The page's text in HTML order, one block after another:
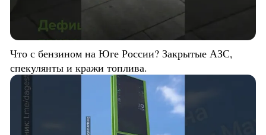
Что с бензином на Юге России? Закрытые АЗС,
спекулянты и кражи топлива.